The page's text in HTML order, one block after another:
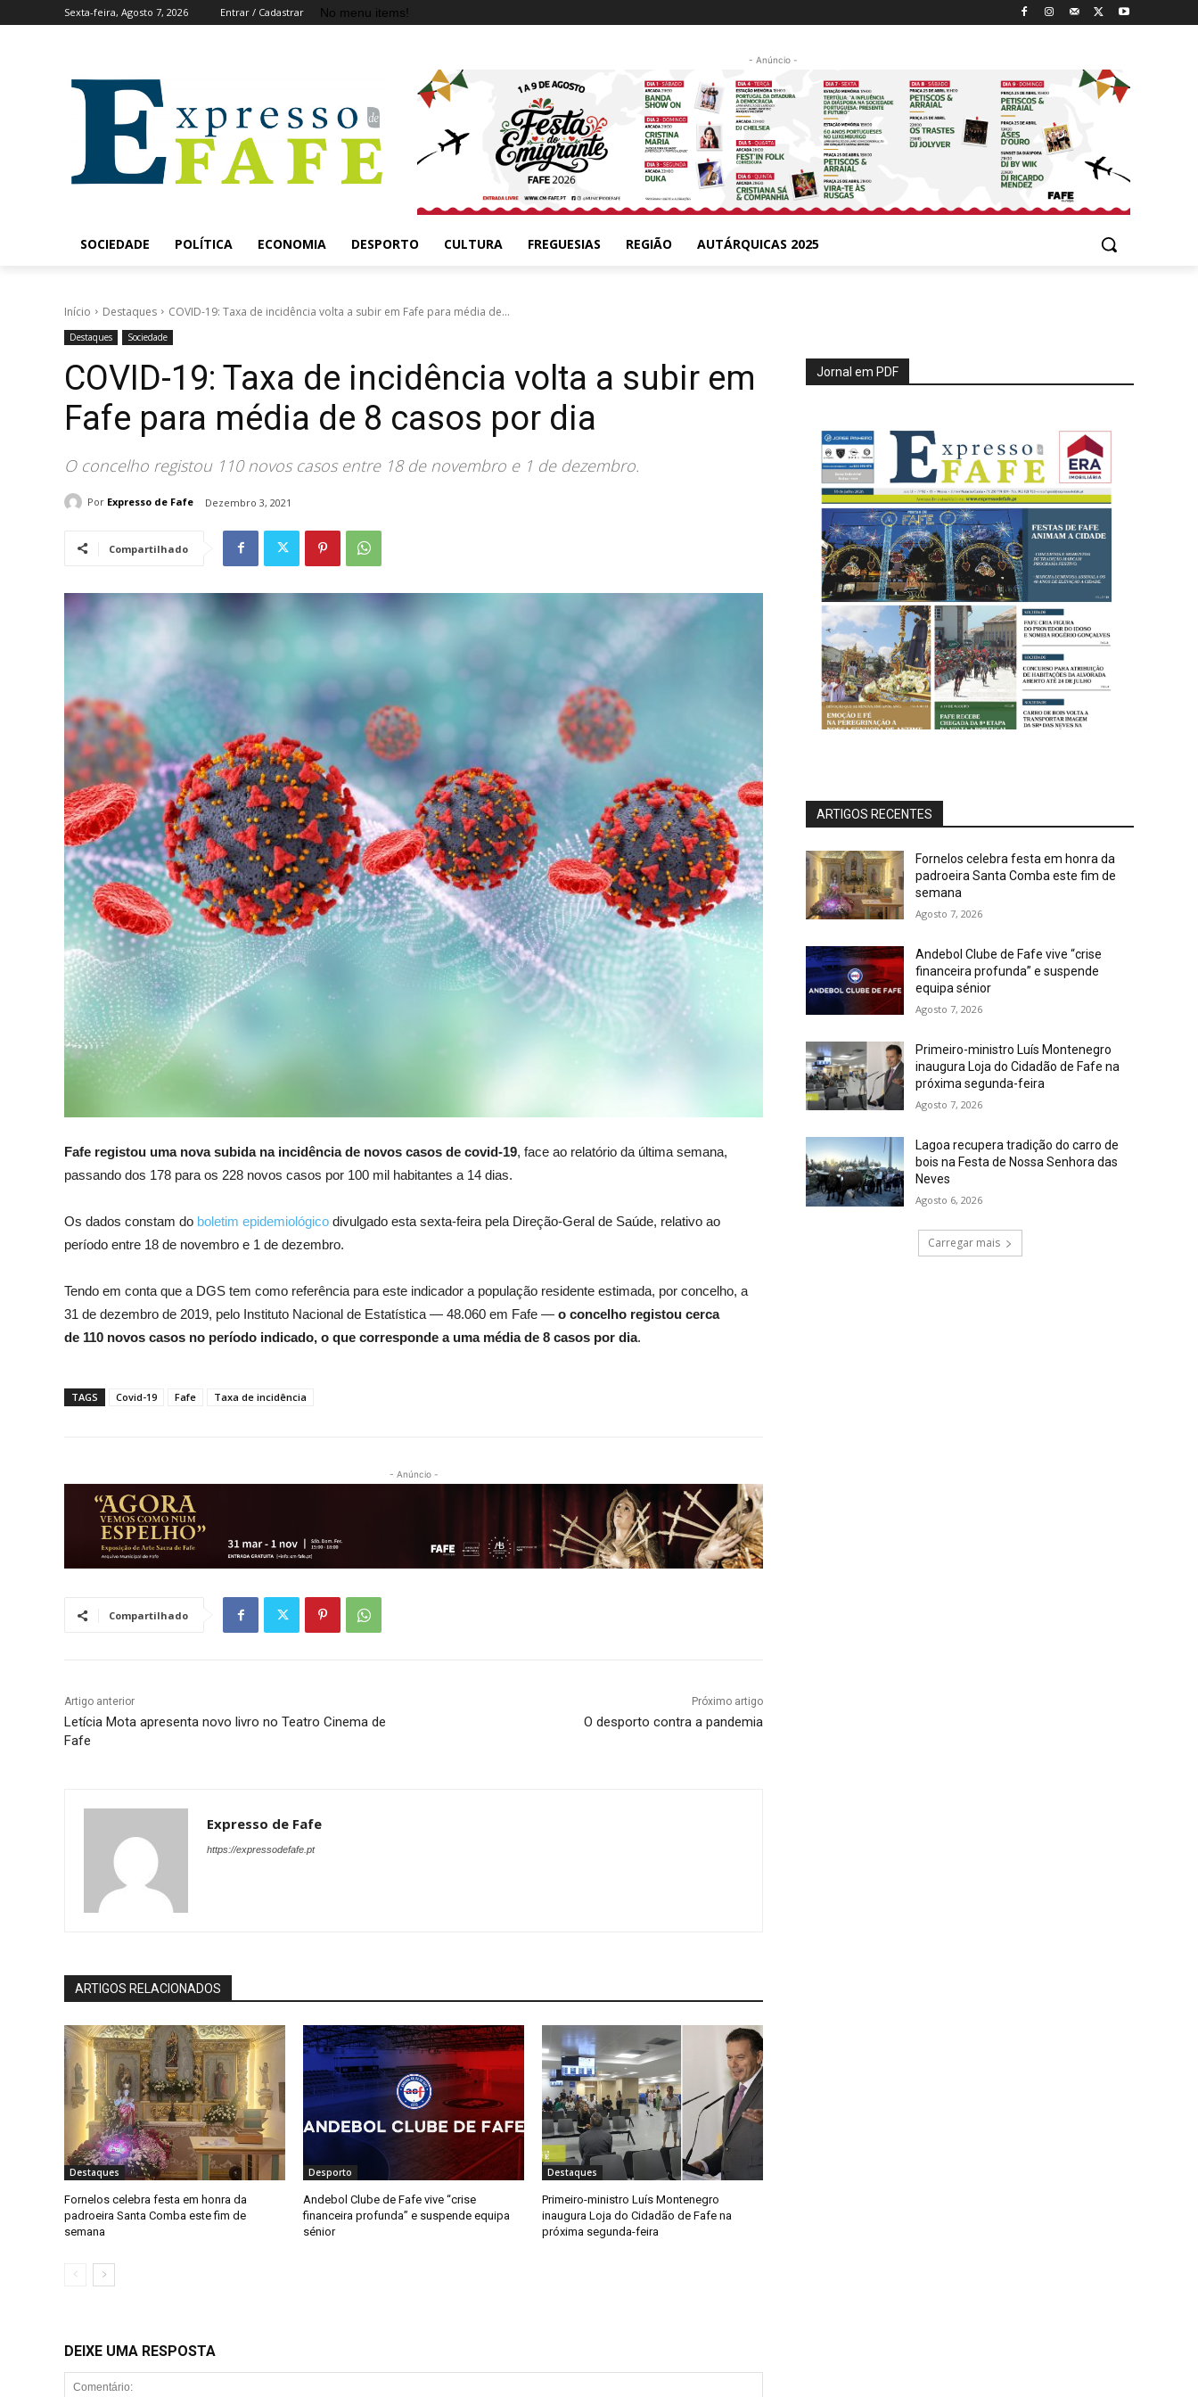
Sexta-feira, Agosto 7, 2026 Entrar / Cadastrar No menu items!
- Anúncio -
SOCIEDADE POLÍTICA ECONOMIA DESPORTO CULTURA FREGUESIAS REGIÃO AUTÁRQUICAS 2025
Início Destaques COVID-19: Taxa de incidência volta a subir em Fafe para média de...
Destaques Sociedade
COVID-19: Taxa de incidência volta a subir em
Fafe para média de 8 casos por dia
O concelho registou 110 novos casos entre 18 de novembro e 1 de dezembro.
Por Expresso de Fafe Dezembro 3, 2021
Compartilhado
Fafe registou uma nova subida na incidência de novos casos de covid-19, face ao relatório da última semana,
passando dos 178 para os 228 novos casos por 100 mil habitantes a 14 dias.
Os dados constam do boletim epidemiológico divulgado esta sexta-feira pela Direção-Geral de Saúde, relativo ao
período entre 18 de novembro e 1 de dezembro.
Tendo em conta que a DGS tem como referência para este indicador a população residente estimada, por concelho, a
31 de dezembro de 2019, pelo Instituto Nacional de Estatística — 48.060 em Fafe — o concelho registou cerca
de 110 novos casos no período indicado, o que corresponde a uma média de 8 casos por dia.
TAGS Covid-19 Fafe Taxa de incidência
- Anúncio -
Compartilhado
Artigo anterior
Letícia Mota apresenta novo livro no Teatro Cinema de
Fafe
Próximo artigo
O desporto contra a pandemia
Expresso de Fafe
https://expressodefafe.pt
ARTIGOS RELACIONADOS
Destaques
Fornelos celebra festa em honra da
padroeira Santa Comba este fim de
semana
Desporto
Andebol Clube de Fafe vive “crise
financeira profunda” e suspende equipa
sénior
Destaques
Primeiro-ministro Luís Montenegro
inaugura Loja do Cidadão de Fafe na
próxima segunda-feira
DEIXE UMA RESPOSTA
Jornal em PDF
ARTIGOS RECENTES
Fornelos celebra festa em honra da
padroeira Santa Comba este fim de
semana
Agosto 7, 2026
Andebol Clube de Fafe vive “crise
financeira profunda” e suspende
equipa sénior
Agosto 7, 2026
Primeiro-ministro Luís Montenegro
inaugura Loja do Cidadão de Fafe na
próxima segunda-feira
Agosto 7, 2026
Lagoa recupera tradição do carro de
bois na Festa de Nossa Senhora das
Neves
Agosto 6, 2026
Carregar mais